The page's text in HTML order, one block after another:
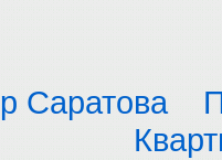
Саратова